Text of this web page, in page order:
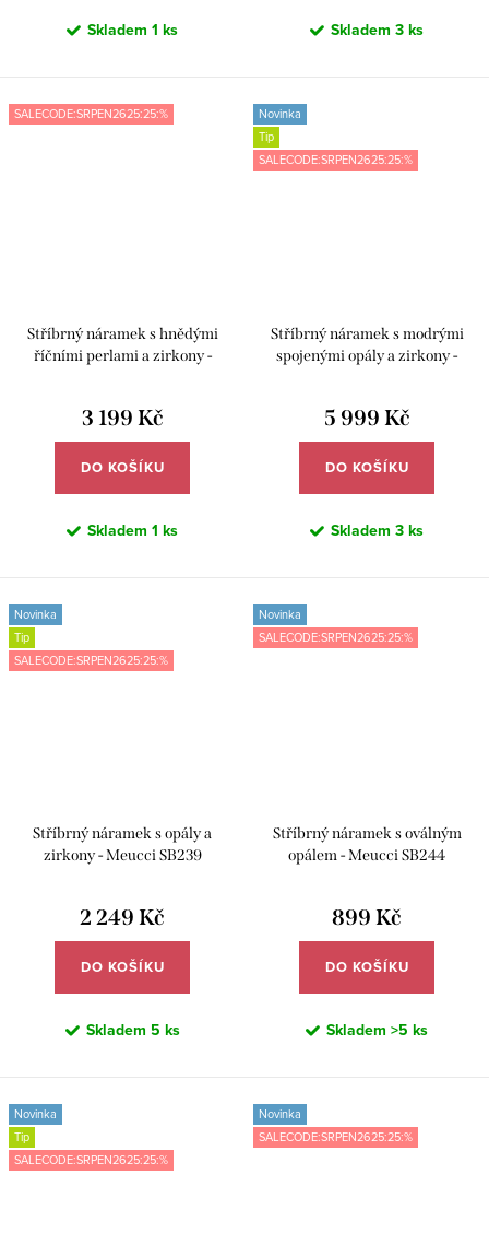
Skladem 1 ks Skladem 3 ks
SALECODE:SRPEN2625:25:%
Stříbrný náramek s hnědými
říčními perlami a zirkony -
3 199 Kč
DO KOŠÍKU
Skladem 1 ks
Novinka
Tip
SALECODE:SRPEN2625:25:%
Stříbrný náramek s modrými
spojenými opály a zirkony -
5 999 Kč
DO KOŠÍKU
Skladem 3 ks
Novinka
Tip
SALECODE:SRPEN2625:25:%
Stříbrný náramek s opály a
zirkony - Meucci SB239
2 249 Kč
DO KOŠÍKU
Skladem 5 ks
Novinka
SALECODE:SRPEN2625:25:%
Stříbrný náramek s oválným
opálem - Meucci SB244
899 Kč
DO KOŠÍKU
Skladem >5 ks
Novinka
Tip
SALECODE:SRPEN2625:25:%
Novinka
SALECODE:SRPEN2625:25:%